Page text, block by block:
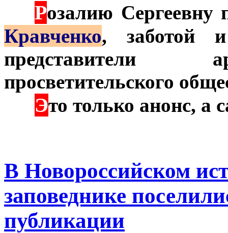
Розалию Сергеевну
Кравченко, заботой
представители
просветительского
Это только анонс, а
В Новороссийском
заповеднике
публикации